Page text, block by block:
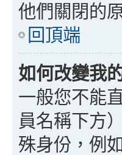
他們關閉的
回頂端
如何改變我
一般您不能
員名稱下方
殊身份，例